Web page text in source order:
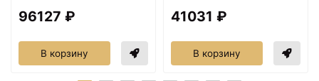
96127 ₽
В корзину
41031 ₽
В корзину